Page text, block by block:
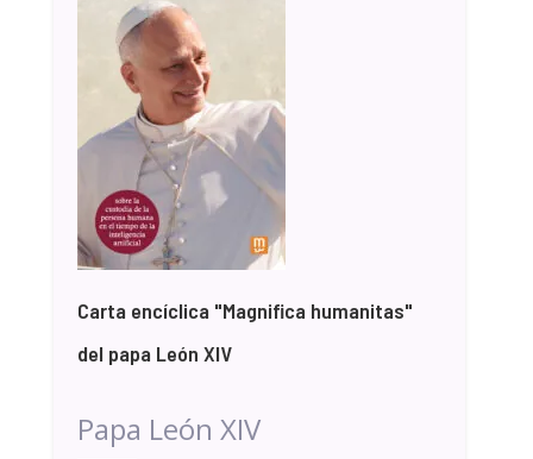
Carta encíclica "Magnifica humanitas"
del papa León XIV
Papa León XIV